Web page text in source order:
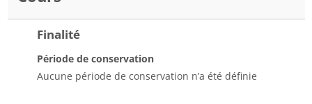
Finalité
Période de conservation
Aucune période de conservation n’a été définie